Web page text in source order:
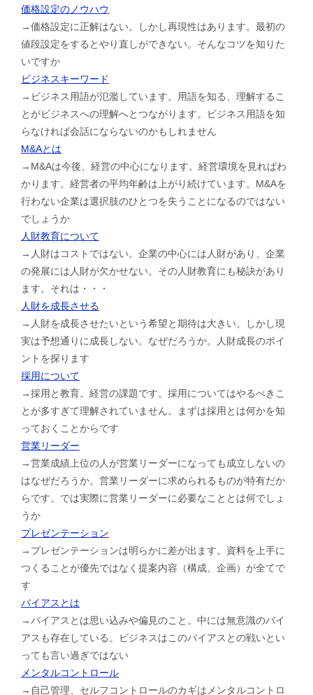
価格設定のノウハウ
→価格設定に正解はない。しかし再現性はあります。最初の
値段設定をするとやり直しができない。そんなコツを知りた
いですか
ビジネスキーワード
→ビジネス用語が氾濫しています。用語を知る、理解するこ
とがビジネスへの理解へとつながります。ビジネス用語を知
らなければ会話にならないのかもしれません
M&Aとは
→M&Aは今後、経営の中心になります。経営環境を見ればわ
かります。経営者の平均年齢は上がり続けています。M&Aを
行わない企業は選択肢のひとつを失うことになるのではない
でしょうか
人財教育について
→人財はコストではない。企業の中心には人財があり、企業
の発展には人財が欠かせない。その人財教育にも秘訣があり
ます。それは・・・
人財を成長させる
→人財を成長させたいという希望と期待は大きい。しかし現
実は予想通りに成長しない。なぜだろうか。人財成長のポイ
ントを探ります
採用について
→採用と教育。経営の課題です。採用についてはやるべきこ
とが多すぎて理解されていません。まずは採用とは何かを知
っておくことからです
営業リーダー
→営業成績上位の人が営業リーダーになっても成立しないの
はなぜだろうか。営業リーダーに求められるものが特有だか
らです。では実際に営業リーダーに必要なこととは何でしょ
うか
プレゼンテーション
→プレゼンテーションは明らかに差が出ます。資料を上手に
つくることが優先ではなく提案内容（構成、企画）が全てで
す
バイアスとは
→バイアスとは思い込みや偏見のこと。中には無意識のバイ
アスも存在している。ビジネスはこのバイアスとの戦いとい
っても言い過ぎではない
メンタルコントロール
→自己管理、セルフコントロールのカギはメンタルコントロ